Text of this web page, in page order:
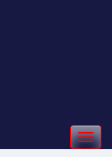
Toggle
navigation